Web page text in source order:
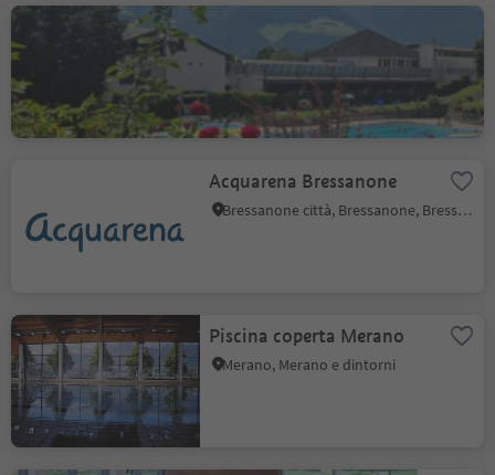
Termeavventura Naturno
Stava, Naturno, Merano e dintorni
Acquarena Bressanone
Bressanone città, Bressanone, Bressanone e dintorni
Piscina coperta Merano
Merano, Merano e dintorni